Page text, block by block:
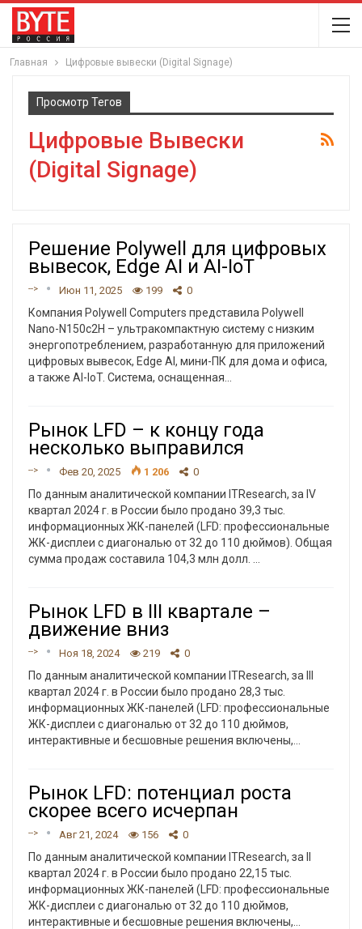
Главная Цифровые вывески (Digital Signage)
Просмотр Тегов
Цифровые Вывески
(Digital Signage)
Решение Polywell для цифровых
вывесок, Edge AI и AI-IoT
--> Июн 11, 2025 199 0
Компания Polywell Computers представила Polywell
Nano-N150c2H – ультракомпактную систему с низким
энергопотреблением, разработанную для приложений
цифровых вывесок, Edge AI, мини-ПК для дома и офиса,
а также AI-IoT. Система, оснащенная
Рынок LFD – к концу года
несколько выправился
--> Фев 20, 2025 1 206 0
По данным аналитической компании ITResearch, за IV
квартал 2024 г. в России было продано 39,3 тыс.
информационных ЖК-панелей (LFD: профессиональные
ЖК-дисплеи с диагональю от 32 до 110 дюймов). Общая
сумма продаж составила 104,3 млн долл.
Рынок LFD в III квартале –
движение вниз
--> Ноя 18, 2024 219 0
По данным аналитической компании ITResearch, за III
квартал 2024 г. в России было продано 28,3 тыс.
информационных ЖК-панелей (LFD: профессиональные
ЖК-дисплеи с диагональю от 32 до 110 дюймов,
интерактивные и бесшовные решения включены,
Рынок LFD: потенциал роста
скорее всего исчерпан
--> Авг 21, 2024 156 0
По данным аналитической компании ITResearch, за II
квартал 2024 г. в России было продано 22,15 тыс.
информационных ЖК-панелей (LFD: профессиональные
ЖК-дисплеи с диагональю от 32 до 110 дюймов,
интерактивные и бесшовные решения включены,